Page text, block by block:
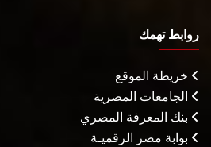
روابط تهمك
خريطة الموقع
الجامعات المصرية
بنك المعرفة المصري
بوابة مصر الرقميـة